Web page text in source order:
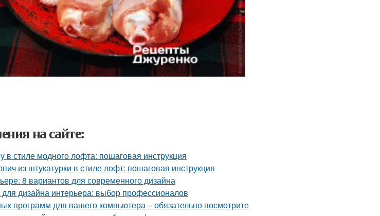
на сайте:
в стиле модного лофта: пошаговая инструкция
из штукатурки в стиле лофт: пошаговая инструкция
8 вариантов для современного дизайна
дизайна интерьера: выбор профессионалов
программ для вашего компьютера – обязательно посмотрите